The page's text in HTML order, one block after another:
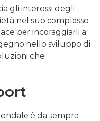
gli interessi degli
nel suo complesso
per incoraggiarli a
nello sviluppo di
che
è da sempre